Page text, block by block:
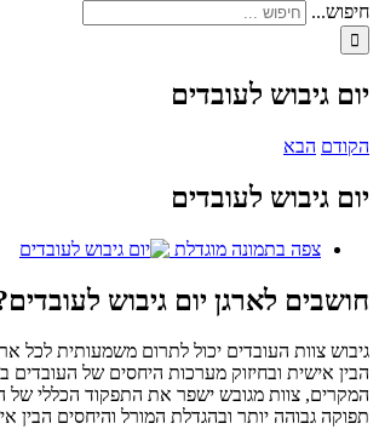
חיפוש...
יום גיבוש לעובדים
הקודם הבא
יום גיבוש לעובדים
צפה בתמונה מוגדלת
חושבים לארגן יום גיבוש
גיבוש צוות העובדים יכול לתרום משמעותית לכל
הבין אישית ובחיזוק מערכות היחסים של העובדים
המקרים, צוות מגובש ישפר את התפקוד הכללי של
תפוקה גבוהה יותר ובהגדלת המורל והיחסים הבין